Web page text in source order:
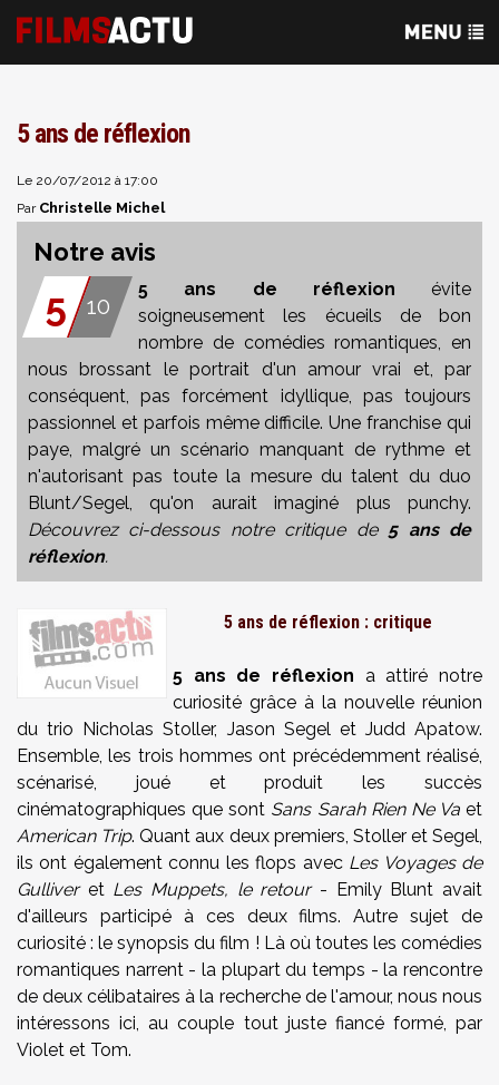
5 ans de réflexion
Le 20/07/2012 à 17:00
Par Christelle Michel
Notre avis
5 10
5 ans de réflexion évite
soigneusement les écueils de bon
nombre de comédies romantiques, en
nous brossant le portrait d'un amour vrai et, par
conséquent, pas forcément idyllique, pas toujours
passionnel et parfois même difficile. Une franchise qui
paye, malgré un scénario manquant de rythme et
n'autorisant pas toute la mesure du talent du duo
Blunt/Segel, qu'on aurait imaginé plus punchy.
Découvrez ci-dessous notre critique de 5 ans de
réflexion.
5 ans de réflexion : critique
5 ans de réflexion a attiré notre
curiosité grâce à la nouvelle réunion
du trio Nicholas Stoller, Jason Segel et Judd Apatow.
Ensemble, les trois hommes ont précédemment réalisé,
scénarisé, joué et produit les succès
cinématographiques que sont Sans Sarah Rien Ne Vaet
American Trip. Quant aux deux premiers, Stoller et Segel,
ils ont également connu les flops avec Les Voyages de
GulliveretLes Muppets, le retour- Emily Blunt avait
d'ailleurs participé à ces deux films. Autre sujet de
curiosité : le synopsis du film ! Là où toutes les comédies
romantiques narrent - la plupart du temps - la rencontre
de deux célibataires à la recherche de l'amour, nous nous
intéressons ici, au couple tout juste fiancé formé, par
Violet et Tom.